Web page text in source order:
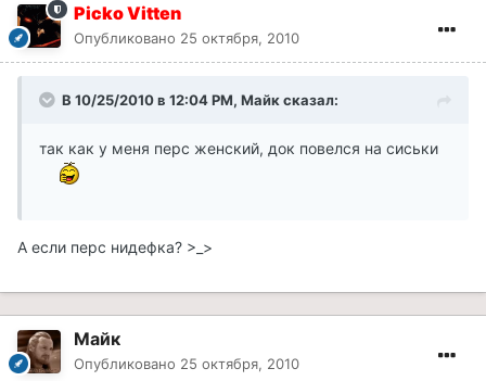
Picko Vitten
Опубликовано 25 октября, 2010
В 10/25/2010 в 12:04 PM, Майк сказал:
так как у меня перс женский, док повелся на сиськи
А если перс нидефка? >_>
Майк
Опубликовано 25 октября, 2010